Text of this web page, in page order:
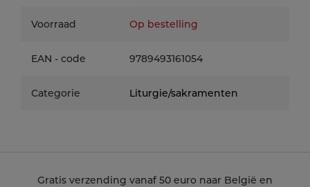
Voorraad Op bestelling
EAN - code 9789493161054
Categorie Liturgie/sakramenten
Gratis verzending vanaf 50 euro naar België en